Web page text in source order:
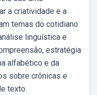
a criatividade e a
temas do cotidiano
linguística e
estratégia
alfabético e da
sobre crônicas e
texto.